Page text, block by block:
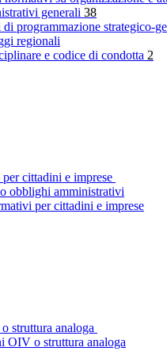
generali 38
programmazione strategico-
regionali
e codice di condotta 2
cittadini e imprese
obblighi amministrativi
per cittadini e imprese
struttura analoga
OIV o struttura analoga